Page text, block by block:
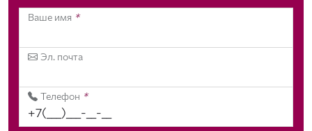
Ваше имя *
Эл. почта
Телефон *